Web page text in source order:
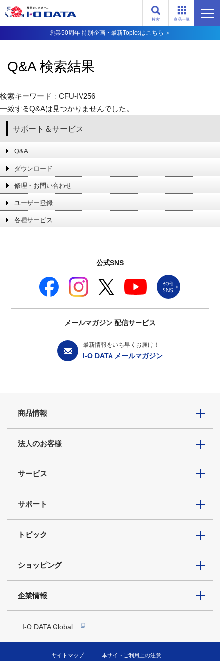
商品一覧
検索
創業50周年 特別企画・最新Topicsはこちら ＞
Q&A 検索結果
検索キーワード：CFU-IV256
一致するQ&Aは見つかりませんでした。
サポート＆サービス
Q&A
ダウンロード
修理・お問い合わせ
ユーザー登録
各種サービス
公式SNS
メールマガジン 配信サービス
最新情報をいち早くお届け！
I-O DATA メールマガジン
商品情報
法人のお客様
サービス
サポート
トピック
ショッピング
企業情報
I-O DATA Global
サイトマップ 本サイトご利用上の注意